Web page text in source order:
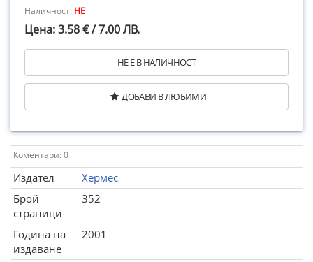
Наличност: НЕ
Цена: 3.58 € / 7.00 ЛВ.
НЕ Е В НАЛИЧНОСТ
ДОБАВИ В ЛЮБИМИ
Коментари: 0
Издател
Хермес
Брой
страници
352
Година на
издаване
2001